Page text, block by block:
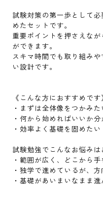
試験対策の第一歩として
めたセットです。
重要ポイントを押さえな
ができます。
スキマ時間でも取り組み
い設計です。
《こんな方におすすめです
・まずは全体像をつかみた
・何から始めればいいか
・効率よく基礎を固めたい
試験勉強でこんなお悩み
・範囲が広く、どこから
・独学で進めているが、
・基礎があいまいなまま